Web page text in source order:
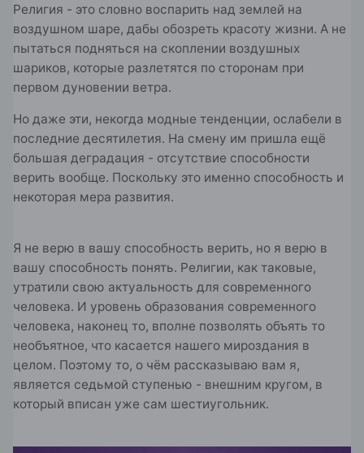
Религия - это словно воспарить над землей на
воздушном шаре, дабы обозреть красоту жизни. А не
пытаться подняться на скоплении воздушных
шариков, которые разлетятся по сторонам при
первом дуновении ветра.
Но даже эти, некогда модные тенденции, ослабели в
последние десятилетия. На смену им пришла ещё
большая деградация - отсутствие способности
верить вообще. Поскольку это именно способность и
некоторая мера развития.
Я не верю в вашу способность верить, но я верю в
вашу способность понять. Религии, как таковые,
утратили свою актуальность для современного
человека. И уровень образования современного
человека, наконец то, вполне позволять объять то
необъятное, что касается нашего мироздания в
целом. Поэтому то, о чём рассказываю вам я,
является седьмой ступенью - внешним кругом, в
который вписан уже сам шестиугольник.